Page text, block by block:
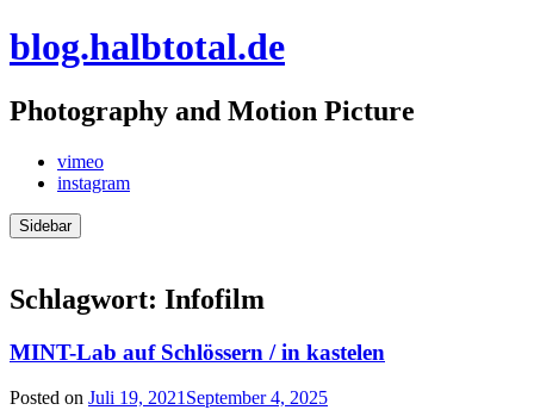
Skip
to
blog.halbtotal.de
Photography and Motion Picture
vimeo
instagram
Sidebar
Schlagwort: Infofilm
MINT-Lab auf Schlössern / in kastelen
Posted on Juli 19, 2021 September 4, 2025